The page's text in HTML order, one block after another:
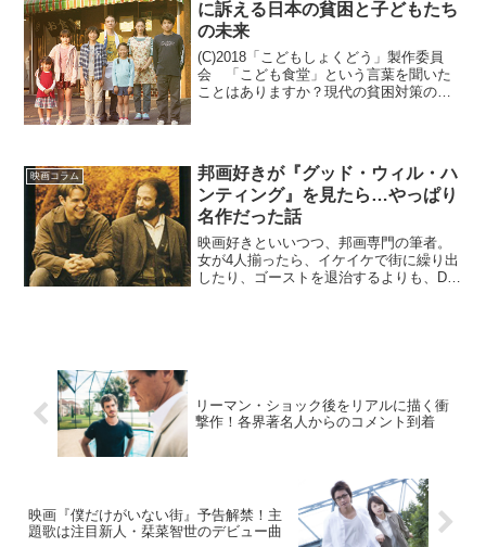
に訴える日本の貧困と子どもたち
の未来
(C)2018「こどもしょくどう」製作委員
会 「こども食堂」という言葉を聞いた
ことはありますか？現代の貧困対策の一
のこども食堂に対し...
映画コラム
邦画好きが『グッド・ウィル・ハ
ンティング』を見たら…やっぱり
名作だった話
映画好きといいつつ、邦画専門の筆者。
女が4人揃ったら、イケイケで街に繰り出
したり、ゴーストを退治するよりも、DV
リーマン・ショック後をリアルに描く衝
撃作！各界著名人からのコメント到着
映画『僕だけがいない街』予告解禁！主
題歌は注目新人・栞菜智世のデビュー曲